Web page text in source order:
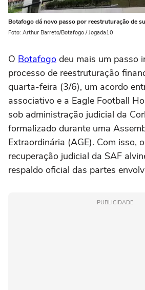
Botafogo dá novo passo por reestruturação de
Foto: Arthur Barreto/Botafogo / Jogada10
O Botafogo deu mais um passo
processo de reestruturação
quarta-feira (3/6), um acordo
associativo e a Eagle Football
sob administração judicial da
formalizado durante uma
Extraordinária (AGE). Com isso,
recuperação judicial da SAF
respaldo oficial das partes
PUBLICIDADE